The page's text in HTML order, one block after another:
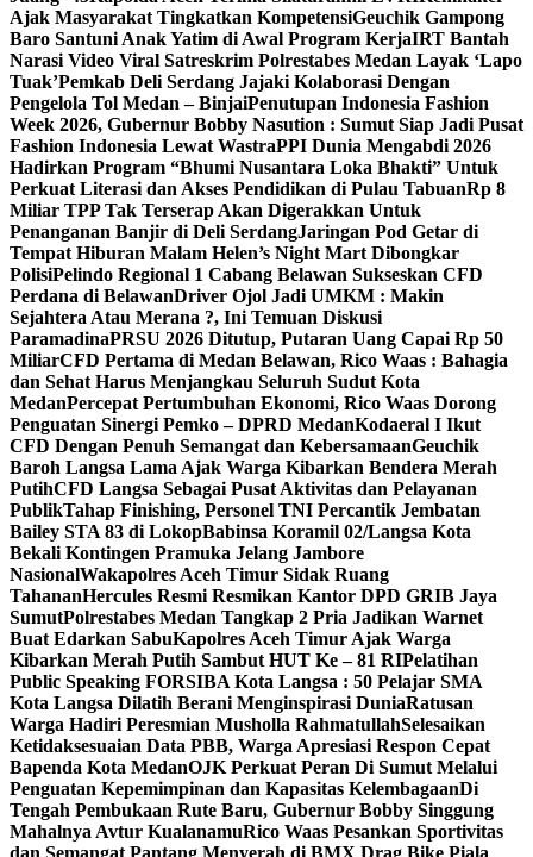
Ajak Masyarakat Tingkatkan KompetensiGeuchik Gampong
Baro Santuni Anak Yatim di Awal Program KerjaIRT Bantah
Narasi Video Viral Satreskrim Polrestabes Medan Layak ‘Lapo
Tuak’Pemkab Deli Serdang Jajaki Kolaborasi Dengan
Pengelola Tol Medan – BinjaiPenutupan Indonesia Fashion
Week 2026, Gubernur Bobby Nasution : Sumut Siap Jadi Pusat
Fashion Indonesia Lewat WastraPPI Dunia Mengabdi 2026
Hadirkan Program “Bhumi Nusantara Loka Bhakti” Untuk
Perkuat Literasi dan Akses Pendidikan di Pulau TabuanRp 8
Miliar TPP Tak Terserap Akan Digerakkan Untuk
Penanganan Banjir di Deli SerdangJaringan Pod Getar di
Tempat Hiburan Malam Helen’s Night Mart Dibongkar
PolisiPelindo Regional 1 Cabang Belawan Sukseskan CFD
Perdana di BelawanDriver Ojol Jadi UMKM : Makin
Sejahtera Atau Merana ?, Ini Temuan Diskusi
ParamadinaPRSU 2026 Ditutup, Putaran Uang Capai Rp 50
MiliarCFD Pertama di Medan Belawan, Rico Waas : Bahagia
dan Sehat Harus Menjangkau Seluruh Sudut Kota
MedanPercepat Pertumbuhan Ekonomi, Rico Waas Dorong
Penguatan Sinergi Pemko – DPRD MedanKodaeral I Ikut
CFD Dengan Penuh Semangat dan KebersamaanGeuchik
Baroh Langsa Lama Ajak Warga Kibarkan Bendera Merah
PutihCFD Langsa Sebagai Pusat Aktivitas dan Pelayanan
PublikTahap Finishing, Personel TNI Percantik Jembatan
Bailey STA 83 di LokopBabinsa Koramil 02/Langsa Kota
Bekali Kontingen Pramuka Jelang Jambore
NasionalWakapolres Aceh Timur Sidak Ruang
TahananHercules Resmi Resmikan Kantor DPD GRIB Jaya
SumutPolrestabes Medan Tangkap 2 Pria Jadikan Warnet
Buat Edarkan SabuKapolres Aceh Timur Ajak Warga
Kibarkan Merah Putih Sambut HUT Ke – 81 RIPelatihan
Public Speaking FORSIBA Kota Langsa : 50 Pelajar SMA
Kota Langsa Dilatih Berani Menginspirasi DuniaRatusan
Warga Hadiri Peresmian Musholla RahmatullahSelesaikan
Ketidaksesuaian Data PBB, Warga Apresiasi Respon Cepat
Bapenda Kota MedanOJK Perkuat Peran Di Sumut Melalui
Penguatan Kepemimpinan dan Kapasitas KelembagaanDi
Tengah Pembukaan Rute Baru, Gubernur Bobby Singgung
Mahalnya Avtur KualanamuRico Waas Pesankan Sportivitas
dan Semangat Pantang Menyerah di BMX Drag Bike Piala